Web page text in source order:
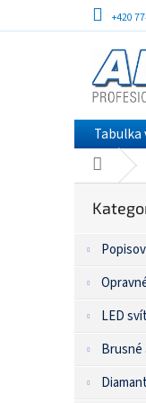
obsah
+420
Domů
kategorie
LED
Brusné